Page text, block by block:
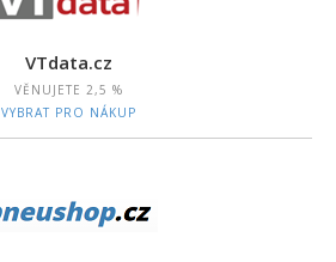
VTdata.cz
VĚNUJETE 2,5 %
VYBRAT PRO NÁKUP